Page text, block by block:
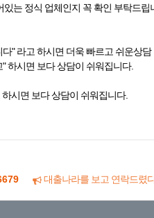
는 정식 업체인지 꼭 확인 부탁드립
" 라고 하시면 더욱 빠르고 쉬운상담
하시면 보다 상담이 쉬워집니다.
시면 보다 상담이 쉬워집니다.
대출나라를 보고 연락드렸